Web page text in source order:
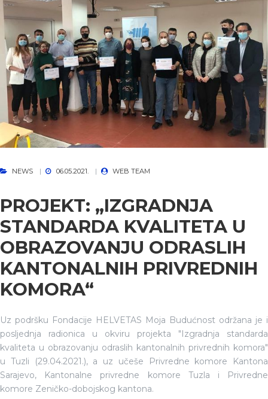
NEWS 06.05.2021. WEB TEAM
PROJEKT: „IZGRADNJA
STANDARDA KVALITETA U
OBRAZOVANJU ODRASLIH
KANTONALNIH PRIVREDNIH
KOMORA“
Uz podršku Fondacije HELVETAS Moja Budućnost održana je i
posljednja radionica u okviru projekta "Izgradnja standarda
kvaliteta u obrazovanju odraslih kantonalnih privrednih komora"
u Tuzli (29.04.2021.), a uz učeše Privredne komore Kantona
Sarajevo, Kantonalne privredne komore Tuzla i Privredne
komore Zeničko-dobojskog kantona.